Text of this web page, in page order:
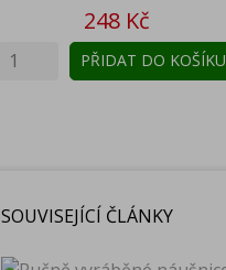
Cena
248 Kč
PŘIDAT DO KOŠÍKU
SOUVISEJÍCÍ ČLÁNKY